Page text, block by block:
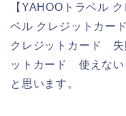
【YAHOOトラベル
ベル クレジットカー
クレジットカード 失
ットカード 使えない
と思います。